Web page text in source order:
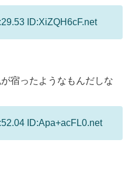
ID:XiZQH6cF.net
宿ったようなもんだしな
ID:Apa+acFL0.net